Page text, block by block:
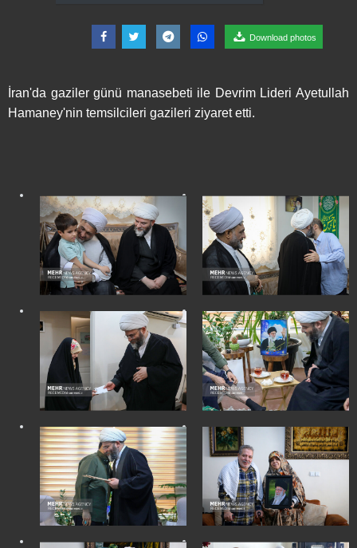
Download photos
İran'da gaziler günü manasebeti ile Devrim Lideri Ayetullah
Hamaney'nin temsilcileri gazileri ziyaret etti.